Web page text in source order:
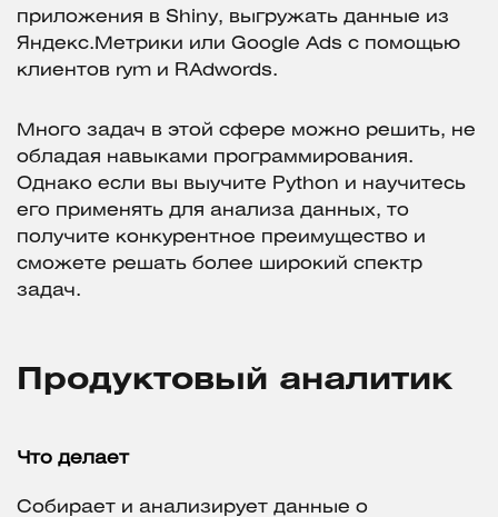
приложения в Shiny, выгружать данные из
Яндекс.Метрики или Google Ads с помощью
клиентов rym и RAdwords.
Много задач в этой сфере можно решить, не
обладая навыками программирования.
Однако если вы выучите Python и научитесь
его применять для анализа данных, то
получите конкурентное преимущество и
сможете решать более широкий спектр
задач.
Продуктовый аналитик
Что делает
Собирает и анализирует данные о